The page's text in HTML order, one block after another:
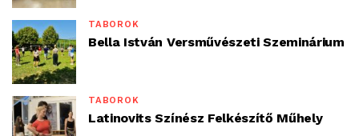
TÁBOROK
Bella István Versművészeti Szeminárium
TÁBOROK
Latinovits Színész Felkészítő Műhely